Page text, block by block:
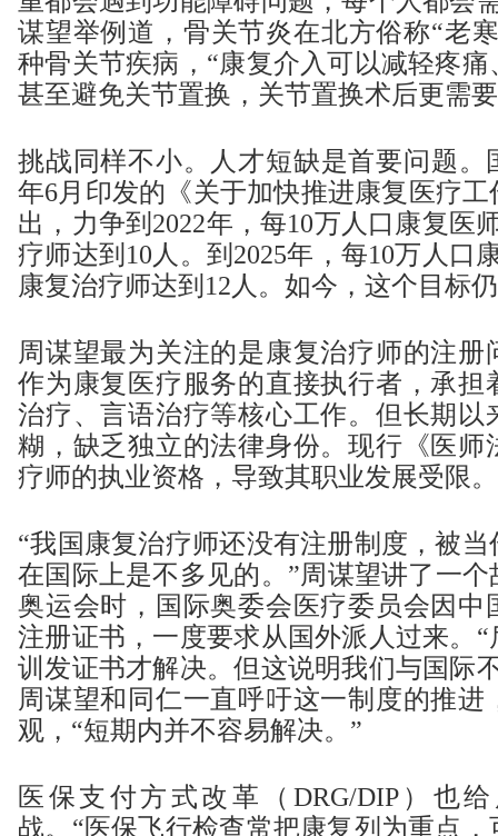
谋望举例道，骨关节炎在北方俗称“老
种骨关节疾病，“康复介入可以减轻疼
甚至避免关节置换，关节置换术后更需
挑战同样不小。人才短缺是首要问题。
年6月印发的《关于加快推进康复医疗
出，力争到2022年，每10万人口康复医
疗师达到10人。到2025年，每10万人口
康复治疗师达到12人。如今，这个目标
周谋望最为关注的是康复治疗师的注册
作为康复医疗服务的直接执行者，承担
治疗、言语治疗等核心工作。但长期以
糊，缺乏独立的法律身份。现行《医师
疗师的执业资格，导致其职业发展受限。
“我国康复治疗师还没有注册制度，被
在国际上是不多见的。”周谋望讲了一个
奥运会时，国际奥委会医疗委员会因中
注册证书，一度要求从国外派人过来。
训发证书才解决。但这说明我们与国际
周谋望和同仁一直呼吁这一制度的推进
观，“短期内并不容易解决。”
医保支付方式改革（DRG/DIP）也
战。“医保飞行检查常把康复列为重点